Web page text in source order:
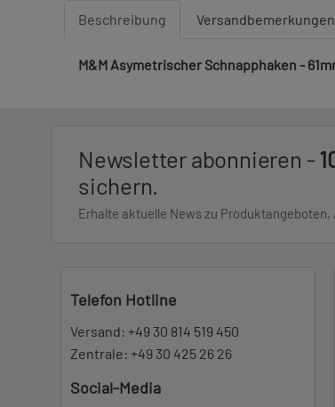
Beschreibung Versandbemerkungen
M&M Asymetrischer Schnapphaken -
Newsletter abonnieren -
sichern.
Erhalte aktuelle News zu
Telefon Hotline
Versand: +49 30 814 519 450
Zentrale: +49 30 425 26 26
Social-Media